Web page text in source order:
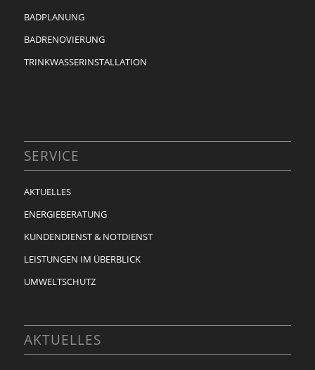
BADPLANUNG
BADRENOVIERUNG
TRINKWASSERINSTALLATION
SERVICE
AKTUELLES
ENERGIEBERATUNG
KUNDENDIENST & NOTDIENST
LEISTUNGEN IM ÜBERBLICK
UMWELTSCHUTZ
AKTUELLES